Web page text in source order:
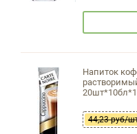
Напиток
44,23 руб/